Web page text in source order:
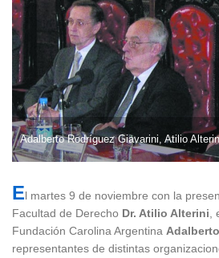
Adalberto Rodríguez Giavarini, Atilio
El martes 9 de noviembre con la
Facultad de Derecho Dr. Atilio Alterini
Fundación Carolina Argentina
representantes de distintas